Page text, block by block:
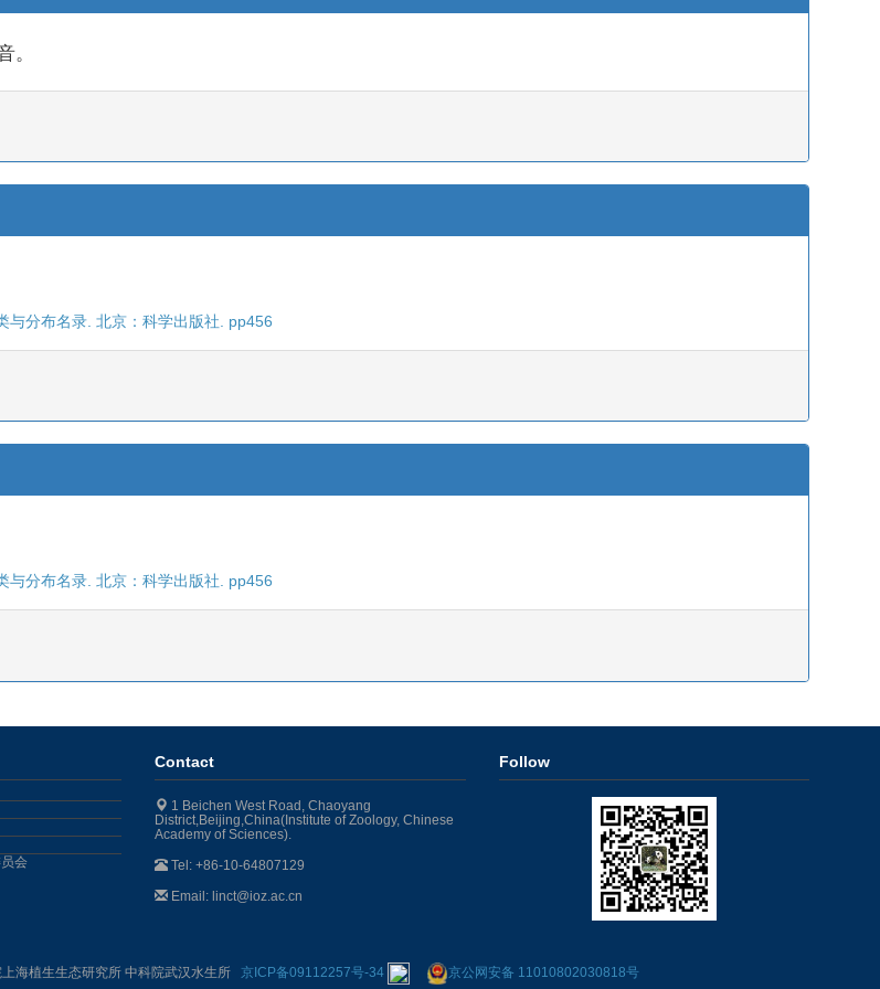
与分布名录. 北京：科学出版社. pp456
与分布名录. 北京：科学出版社. pp456
会
Contact
1 Beichen West Road, Chaoyang
District,Beijing,China(Institute of Zoology, Chinese
Academy of Sciences).
Tel: +86-10-64807129
Email: linct@ioz.ac.cn
Follow
海植生生态研究所 中科院武汉水生所 京ICP备09112257号-34 京公网安备 11010802030818号